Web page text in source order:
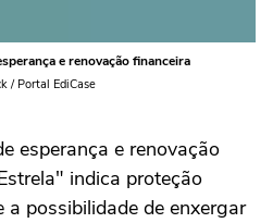
e renovação financeira
/ Portal EdiCase
esperança e renovação
indica proteção
a possibilidade de enxergar